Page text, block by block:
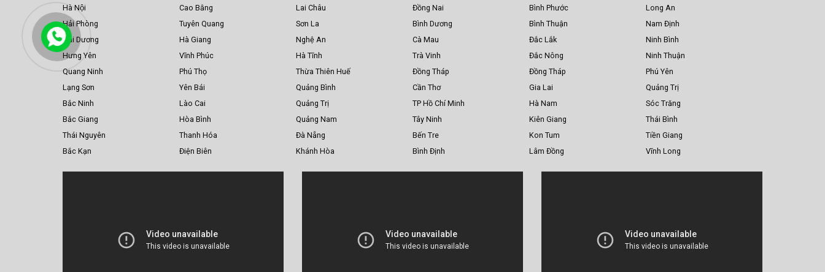
Hà Nội
Hải Phòng
Hải Dương
Hưng Yên
Quang Ninh
Lạng Sơn
Bắc Ninh
Bắc Giang
Thái Nguyên
Bắc Kạn
Cao Bằng
Tuyên Quang
Hà Giang
Vĩnh Phúc
Phú Thọ
Yên Bái
Lào Cai
Hòa Bình
Thanh Hóa
Điện Biên
Lai Châu
Sơn La
Nghệ An
Hà Tĩnh
Thừa Thiên Huế
Quảng Bình
Quảng Trị
Quảng Nam
Đà Nẵng
Khánh Hòa
Đồng Nai
Bình Dương
Cà Mau
Trà Vinh
Đồng Tháp
Cần Thơ
TP Hồ Chí Minh
Tây Ninh
Bến Tre
Bình Định
Bình Phước
Bình Thuận
Đắc Lắk
Đắc Nông
Đồng Tháp
Gia Lai
Hà Nam
Kiên Giang
Kon Tum
Lâm Đồng
Long An
Nam Định
Ninh Bình
Ninh Thuận
Phú Yên
Quảng Trị
Sóc Trăng
Thái Bình
Tiền Giang
Vĩnh Long